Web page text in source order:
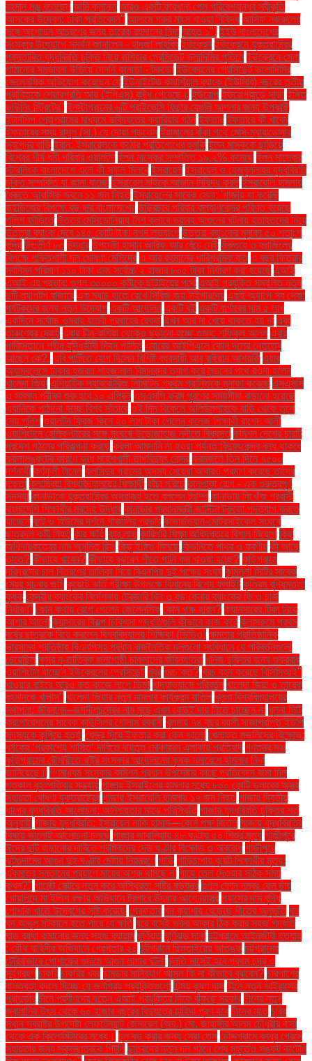
রহমান মঞ্জু বলেছেন আমি ক্লান্ত আরও একটি কারখানা পেল পরিবেশবান্ধব স্বীকৃতি
আসকের উদ্বেগ: ঢাকা প্রতিবেদন" আসামে গরুর মাংস খাওয়া নিষিদ্ধ আসিফ নজরুলের
সঙ্গে অশোভন আচরণের জন্য তারেক রহমানের নিন্দা আহত ১". ইইউ বাংলাদেশের
সংস্কার উদ্যোগে সমর্থন জানালেন - হাদজা লাহবিব ইউক্রেন ইউক্রেনে যুক্তরাষ্ট্রের
প্রস্তাবিত যুদ্ধবিরতি চুক্তি নিয়ে রাশিয়ার প্রেসিডেন্ট ভ্লাদিমির পুতিনে ইউক্রেনে সেনা
পাঠানোর সম্ভাবনা উড়িয়ে দেননি কানাডা - ট্রুডো ইউক্রেনের প্রেসিডেন্ট ভলোদিমির
জেলেনস্কি অভিযোগ করেছেন যে ইউনাইটেড কমার্শিয়াল ব্যাংক (ইউসিবি) বছরের তৃতীয়
প্রান্তিকে শেয়ারপ্রতি আয় (ইপিএস) বৃদ্ধি পেয়েছে। ইউরোপ ইউরোপজুড়ে সাড়া ইঙ্গিত
ডাউনিং স্ট্রিটের" ইনস্টাগ্রামের ৬টি প্রাইভেসি ফিচার যেগুলি আপনার জন্য উপকারী
ইন্টার্নশিপ প্রোগ্রামের মাধ্যমে ভবিষ্যতের ক্যারিয়ার গঠন ইফতার ইফতারে কী খাবেন
ইফতারের সময় রাসুল (সা.) যে দোয়া পড়তেন ইয়ামালের বাঁকা পথে মেসি-ম্যারাডোনার
স্বপ্নের বাড়ি ইরান: ইসরায়েলকে কঠোর প্রতিশোধের হুমকি ইলন মাস্ককে ছাড়িয়ে
বিশ্বের শীর্ষ ধনী পরিবার ওয়ালটন ইলন মাস্কের সম্পত্তি ১৯.২% কমেছে ইলন মাস্কের
স্টারলিংক বাংলাদেশে এলে কী সুফল মিলবে ইসরায়েল ইসরায়েল ও হেজবুল্লাহর যুদ্ধবিরতি
চুক্তি সম্পর্কিত যা জানা যাচ্ছে ইসরায়েল মাইকে আজান নিষিদ্ধ করল ইসরায়েলি হামলায়
বৈরুতে আবাসিক ভবনে ১১ জন নিহত ইসরায়েলের সাবেক সেনা: 'গাজায় যা করেছি
উইন্ডিজের বিপক্ষে বড় হার বাংলাদেশের উড়িরচরে পরিবার কল্যাণকেন্দ্র পরিণত হয়েছে
পুলিশ ফাঁড়িতে উত্তর মেসিডোনিয়ায় নৈশ ক্লাবে ভয়াবহ আগুনের ঘটনায় হতাহতদের নিয়ে
উত্তরা ব্যাংক দেবে ১৪৫ কোটি টাকা নগদ লভ্যাংশ উত্তরা ব্যাংকের মুনাফা ৫০ শতাংশ
বৃদ্ধি উত্তীর্ণ ৮৩ উদ্ধার উপদেষ্টা হাসান আরিফ আর বেঁচে নেই উরুগুয়ে ও ব্রাজিলের
বিপক্ষে শক্তিশালী দল ঘোষণা মেসিদের এ আর রহমানের পারিশ্রমিক কত এ বছর ফিতরার
সর্বনিম্ন পরিমাণ ১১০ টাকা এবং সর্বোচ্চ ২ হাজার ৮০৫ টাকা নির্ধারণ করা হয়েছে এআই
এআই এর প্রভাব: গুগল ৩০০০০ কর্মীকে ছাঁটাইয়ের পথে এআই প্রযুক্তি সম্বলিত নতুন
দুটি ল্যাপটপ বাজারে এক ম্যাচ হাতে রেখে সিরিজ জয় টাইগারদের একই অ্যাপে সব সেবা:
পর্যটকদের জন্য নতুন উদ্যোগ একটি আন্দোলন একটি বই একটি বার্গারের দাম ৫ লাখ
একদিনে সর্বোচ্চ ওমরাহ যাত্রী প্রবাহের রেকর্ড এখন আর না খেয়ে থাকতে হয় না এবং
তারুণ্যের দ্রোহ এবার চীন-রাশিয়া থেকেও ছড়ানো হচ্ছে গুজব: শফিকুল আলম এবার
পাকিস্তানে শহীদ বুদ্ধিজীবী দিবস পালিত এবারের আইপিএলে কোন দলের নেতৃত্বে
আছেন কে?. এবি পার্টিতে যোগ দিলেন বিশিষ্ট ব্যবসায়ী আবু রাইয়ান আশয়ারী এয়ার
অ্যাম্বুলেন্সে ঢাকার হজরত শাহজালাল বিমানবন্দর ত্যাগ করে লন্ডনের পথে রওনা হলেন
খালেদা জিয়া এশিয়াটিক ল্যাবরেটরিজ লিমিটেড প্রথম প্রান্তিকে মুনাফা করেছে এসএসসি
ও সমমান পরীক্ষা শুরু হবে ১০ এপ্রিল এসএসসি ফরম পূরণের সময়সীমা বাড়ানো হয়েছে
এ্যানিকে পাঠানো হচ্ছে বিশ্ব সাঁতারে ওই দিন বিকেলে অলিউল্লাহকে বাড়ি থেকে তুলে
নেয় পুলিশ ওয়ালটন ফ্রিজ কিনে ২০ লাখ টাকা পেলেন কলেজ শিক্ষার্থী রাশেদ আলী
ওয়াশিংটনে হেলিকপ্টারের সঙ্গে সংঘর্ষে উড়োজাহাজ নদীতে বিধ্বস্ত কমিশন দেশের চারটি
প্রদেশ গঠনের পরিকল্পনা করছে কয়লা আমদানি না হওয়া পর্যন্ত বিদ্যুৎকেন্দ্র বন্ধ থাকবে
কয়লাসঙ্কটের কারণে বন্ধ মহেশখালী তাপবিদ্যুৎ কেন্দ্র করমজলে তিন দিনে ৭৫০০
দর্শনার্থী কর্ণফুলী টানেল কলসিন্দুর গ্রামের অদম্য মেয়েরা আবারও প্রমাণ করেছে তাদের
দক্ষতা কলাম্বিয়া বিশ্ববিদ্যালয়ের শিক্ষার্থী কাঁচা মরিচে কানপাকা রোগ - এক গুরুত্বপুর্ণ
সমস্যা কানাডাকে যুক্তরাষ্ট্রের অঙ্গরাজ্য হতে বললেন ট্রাম্প কানাডায় নিখোঁজ প্রবাসী
বাংলাদেশি শিক্ষার্থীর মরদেহ উদ্ধার কানাডার প্রধানমন্ত্রী জাস্টিন ট্রুডো পদত্যাগ করতে
যাচ্ছেন কান্ট ও হিউমের দর্শনে গাজালির প্রভাব কাভার্ডভ্যান-মোটরসাইকেল সংঘর্ষে
ছাত্রদল কর্মী নিহত কার ক্ষতি কার লাভ কারিগরি শিক্ষা অধিদপ্তরে বিশাল নিয়োগ কিছু
অধিনায়কত্বের নাম অনুমিত ছিল কিছু ইঙ্গিত মিলছে কিডনিতে পাথর ও করণীয় কী আছে
তাতে? কীভাবে খাবেন? কীভাবে বুঝবেন শীতে পানি কম খাওয়া হচ্ছে? কুড়িগ্রামে
দরিদ্রদের চাল বিতরণের তালিকা নিয়ে বিএনপির দুই পক্ষের সংঘর্ষ কুমিল্লা সিটির সাবেক
মেয়র সূচনার জমি কুয়েটে ভর্তি পরীক্ষা উপলক্ষে বিমানের বিশেষ ফ্লাইট কৃত্রিম বুদ্ধিমত্তা
কৃষক কেন্দ্রীয় ব্যাংকের নির্দেশনায় ট্রেজারি বিল ও বন্ড কেনায় ব্যাংকের ফি ও চার্জ
নির্ধারণ" কোন কথায় রেগে গেলেন জেলেনস্কি কোন পক্ষ হারল? ক্যানসারের টিকা নিয়ে
আশার আলো ক্যান্সারের বিকল্প চিকিৎসা পদ্ধতিগুলি কীভাবে কাজ করে ক্লাসরুমে প্রথম
বর্ষের ছাত্রকে বিয়ে করলেন বিশ্ববিদ্যালয় শিক্ষিকা (ভিডিও) ক্ষমতার প্রাতিষ্ঠানিক
ভারসাম্য প্রতিষ্ঠায় বিএনপিসহ প্রধান রাজনৈতিক দলগুলো সংবিধানে যে পরিবর্তনগুলো
চেয়েছিল ক্ষুদ্র নৃ-তাত্বিক জনগোষ্ঠী চাকমাদের জীবনযাত্রা খনিজ চুক্তির জন্য শুক্রবার
ওয়াশিংটন যাচ্ছেন ইউক্রেনের প্রেসিডেন্ট খবর খরচ কত? খরচ বহন করেছে বিসিসিআই"
খাওয়ার বাইরে আরও কত কাজে লাগে ডিম! খাদ্যাভ্যাসে পরিবর্তন খালেদা জিয়া ও তারেক
রহমানকে খালাস'' খালেদা জিয়ার নতুন মামলার কার্যক্রম বাতিল খুলনা বিশ্ববিদ্যালয়ের
স্থাপনা: জীবনানন্দ–জগদীশচন্দ্রের নাম মুছে এখন কেউই দায় নিতে চাচ্ছেন না খুলনা সিটি
করপোরেশনের সাবেক কাউন্সিলর গোলাম রব্বানী খুলনায় ৭৪ বছর বয়সী সাজাপ্রাপ্ত ইউপি
সদস্যকে কুপিয়ে হত্যা খেজুর দিয়ে ইফতার করা কেন ভালো খেলাফত মজলিসের বিক্ষোভ:
ধর্ষকের ‘প্রকাশ্যে শাস্তি’ দাবিতে বায়তুল মোকাররম এলাকায় প্রতিবাদ গণতন্ত্র মঞ্চ
কুড়িগ্রামের রৌমারীতে রাষ্ট্র সংস্কার আন্দোলনের কৃষক সমাবেশে হামলার নিন্দা
জানিয়েছে। গণমাধ্যম সংস্কার কমিশন প্রধান উপদেষ্টার কাছে প্রতিবেদন জমা দিল
গতকাল বৃহস্পতিবার সন্ধ্যায় গাজায় ইসরাইলের হামলার মধ্যে ৮০০ কোটি ডলারের অস্ত্র
সহায়তা ঘোষণা যুক্তরাষ্ট্রের গাজায় ইসরায়েলি হামলায় ১৭ জন নিহত গাজায় দ্বিতীয়
ধাপের যুদ্ধবিরতি আলোচনা: অনিশ্চয়তার মাঝে পরিস্থিতি গাজায় যুদ্ধবিরতি চুক্তির শর্ত
অনুযায়ী গাজায় যুদ্ধবিরতি: ইসরায়েল নাকি হামাস—কোন পক্ষ জিতল গাজায় যুদ্ধবিরতির
বিষয়ে ভালোই আলোচনা চলছে গাজার জাবালিয়ায় ৪৮ ঘণ্টায় ৫০ শিশুর মৃত্যু গাজীপুরে
ঈদের ছুটি বাড়ানোর দাবিতে শ্রমিকদের দেড় ঘণ্টার বিক্ষোভ ও অবরোধ গাজীপুরে
ঝুটগুদামের আগুন দুই ঘণ্টার চেষ্টায় নিয়ন্ত্রণে গাড়ি গাড়িচাপায় বুয়েট শিক্ষার্থীর মৃত্যু:
একমাত্র সন্তানের প্রয়াণে মায়ের অশ্রু থামছে না গায়ে তেল দেওয়ার সঠিক সময়
কখন?" গার্মেন্ট সেক্টরে নতুন করে অস্থিরতা সৃষ্টির ষড়যন্ত্র গুগল ফোন নম্বর কেন চায়
গোয়ালন্দে মা ইলিশ রক্ষায় অভিযানে ট্রলারে উদ্ধার আগ্নেয়াস্ত্র গ্যাসের দাম বৃদ্ধি
পোশাক খাতে উদ্বেগের সৃষ্টি করেছে গ্রেফতার ঘন কুয়াশায় বেড়েছে শীতের অনুভূতি ঘন
ঘন আঙুল মটকালে হতে পারে যে ক্ষতি ঘরে বসেই ভ্রুর আকার ঠিক করার সহজ পদ্ধতি
ঘাড় ব্যথা কমানোর জন্য সহজ ব্যায়াম ঘূর্ণিঝড় ঘূর্ণিঝড় দানা চট্টগ্রামে আইনজীবী হত্যায়
: যৌথ বাহিনীর অভিযানে গ্রেপ্তার ২০ চট্টগ্রামে ছিনতাইয়ের আতঙ্ক চট্টগ্রামের
টেরিবাজারে পোশাকের গুদামে আগুন লাগার ঘটনা চলতি মাসেই হবে প্রথম চন্দ্র ও
সূর্যগ্রহণ চাকরি চাকরির খবর চামড়ার মানিব্যাগ আসল কি না কীভাবে বুঝবেন? চারপাশের
বাস্তবতা বদলে দিচ্ছে যে জনপ্রিয় প্রযুক্তিগুলো চিন্ময় কৃষ্ণ দাস চীনে নতুন ভাইরাসের
প্রাদুর্ভাব চীনে প্রবীণদের যত্নে এআই প্রযুক্তির দিকে ঝুঁকছে সরকার চীনের নতুন
জ্বালানির উৎস থেকে ৬০ হাজার বছরের বিদ্যুতের চাহিদা পূরণ হবে চীনের মতে চুরির
স্থান স্বরাষ্ট্র উপদেষ্টা লেফটেন্যান্ট জেনারেল (অব.) মো. জাহাঙ্গীর আলম চৌধুরীর বাসা
থেকে এক কিলোমিটারের মধ্যে। চুল বড় করার জন্য সেরা তেল চৌদ্দগ্রামে বন্ধুর প্রেমে
সহায়তার জন্য স্কুলছাত্রকে পিটুনি ছাত্রদের নতুন দল গঠনে শেষ মুহূর্তেও সঙ্কট কাটেনি